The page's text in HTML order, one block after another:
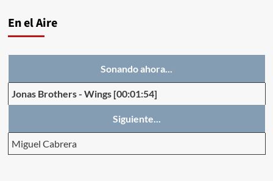
En el Aire
Sonando ahora...
Jonas Brothers- Wings [00:01:54]
Siguiente...
Miguel Cabrera